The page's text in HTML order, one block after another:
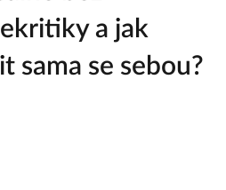
a jak
sama se sebou?